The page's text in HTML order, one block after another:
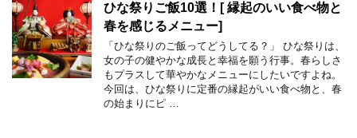
ひな祭りご飯10選！[ 縁起のいい食べ物と
春を感じるメニュー]
「ひな祭りのご飯ってどうしてる？」 ひな祭りは、
女の子の健やかな成長と幸福を願う行事。春らしさ
もプラスして華やかなメニューにしたいですよね。
今回は、ひな祭りに定番の縁起がいい食べ物と、春
の始まりにピ …